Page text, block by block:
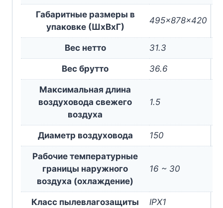
Габаритные размеры в
упаковке (ШxВxГ)
495x878x420
Вес нетто 31.3
Вес брутто 36.6
Максимальная длина
воздуховода свежего
воздуха
1.5
Диаметр воздуховода 150
Рабочие температурные
границы наружного
воздуха (охлаждение)
16 ~ 30
Класс пылевлагозащиты IPX1